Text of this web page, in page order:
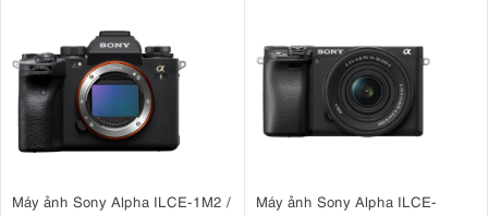
Máy ảnh Sony Alpha ILCE-1M2 /
Máy ảnh Sony Alpha ILCE-